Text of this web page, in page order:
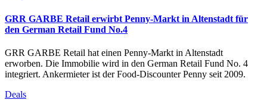
GRR GARBE Retail erwirbt Penny-Markt in Altenstadt für
den German Retail Fund No.4
GRR GARBE Retail hat einen Penny-Markt in Altenstadt
erworben. Die Immobilie wird in den German Retail Fund No. 4
integriert. Ankermieter ist der Food-Discounter Penny seit 2009.
Deals